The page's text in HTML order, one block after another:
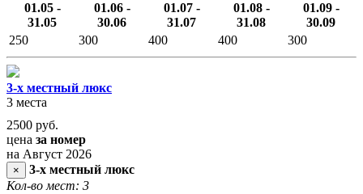
01.05 -
31.05
01.06 -
30.06
01.07 -
31.07
01.08 -
31.08
01.09 -
30.09
250
300 400 400 300
3-х местный люкс
3 места
2500 руб.
цена за номер
на Август 2026
×
3-х местный люкс
Кол-во мест: 3